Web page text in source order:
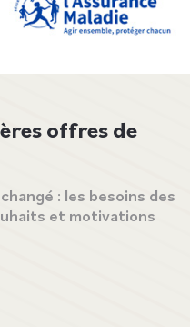
offres de
: les besoins des
et motivations